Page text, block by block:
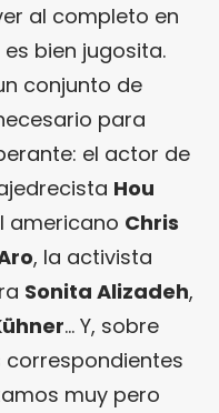
al completo en
es bien jugosita.
conjunto de
para
el actor de
Hou
americano Chris
, la activista
Sonita Alizadeh,
… Y, sobre
muy pero